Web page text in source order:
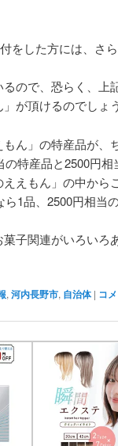
をした方には、さ
るので、恐らく、
」が頂けるのでしょ
ん」の特産品が、
の特産品と2500円
えもん」の中から
1品、2500円相当
子関連がいろい
,河内長野市, 自治体 | コ